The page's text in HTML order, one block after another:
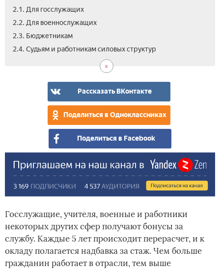
2.1. Для госслужащих
2.2. Для военнослужащих
2.3. Бюджетникам
2.4. Судьям и работникам силовых структур
Рассказать ВКонтакте
Поделиться в Одноклассниках
Поделиться в Facebook
Госслужащие, учителя, военные и работники
некоторых других сфер получают бонусы за
службу. Каждые 5 лет происходит перерасчет, и к
окладу полагается надбавка за стаж. Чем больше
гражданин работает в отрасли, тем выше